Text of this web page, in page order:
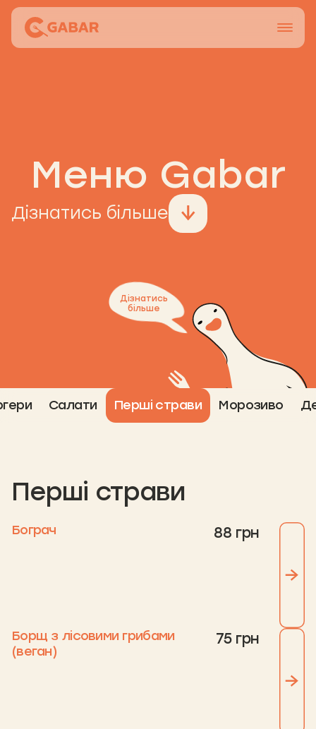
+38 0951677788
Меню Gabar
Дізнатись більше
Дізнатись
більше
Салати Перші страви Морозиво
Перші страви
Бограч 88 грн
Борщ з лісовими грибами
(веган)
75 грн